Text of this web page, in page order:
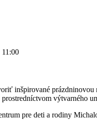
inšpirované prázdninovou
výtvarného
pre deti a rodiny